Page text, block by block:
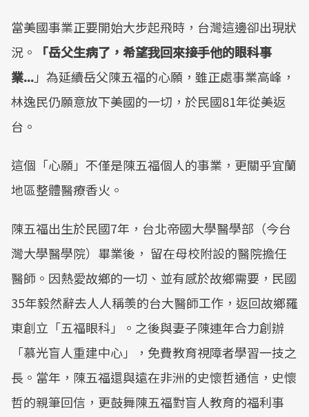
當美國事業正要開始大步起飛時，台灣這邊卻出現狀
況。
「岳父生病了，希望我回來接手他的眼科事
業...」為延續岳父陳五福的心願，雖正處事業高峰，
林逸民仍願意放下美國的一切，於民國81年從美返
台。
這個「心願」不僅是陳五福個人的事業，更關乎宜蘭
地區整體醫療香火。
陳五福出生於民國7年，台北帝國大學醫學部（今台
灣大學醫學院）畢業後， 留在母校附設的醫院擔任
醫師。因熱愛故鄉的一切、並有感於故鄉需要，民國
35年毅然辭去人人稱羡的台大醫師工作，返回故鄉羅
東創立「五福眼科」。之後與妻子陳連年合力創辦
「慕光盲人重建中心」，免費教育視障者學習一技之
長。當年，陳五福還與遠在非洲的史懷哲通信，史懷
哲的親筆回信，更鼓舞陳五福對盲人教育的福利事